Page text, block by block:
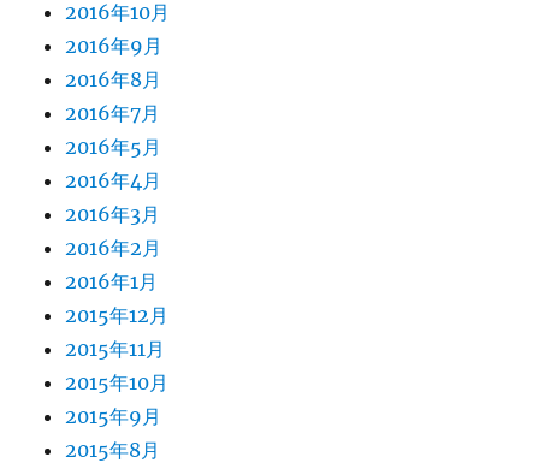
2016年10月
2016年9月
2016年8月
2016年7月
2016年5月
2016年4月
2016年3月
2016年2月
2016年1月
2015年12月
2015年11月
2015年10月
2015年9月
2015年8月